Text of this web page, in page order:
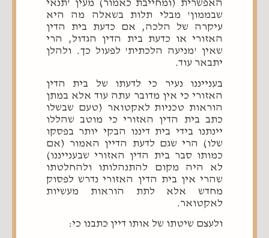
האפשרית (ומחייבת כאמור) מעין 'תנאי
שבממון' מבלי תלות בשאלה מה היא
עיקרה של הלכה, אם כדעת בית הדין
האזורי או כדעת בית הדין הגדול, הרי
שאין 'מניעה הלכתית' לפעול כך. ולהלן
יתבאר עוד.
בענייננו נעיר כי לדעתו של בית הדין
האזורי כי אין מדובר עתה עוד אלא במתן
הוראות טכניות לאקטואר (טעם שבשלו
כתב בית הדין האזורי כי מוטב שהללו
יינתנו בידי בית דיננו הבקי יותר בפסקו
שלו) הרי שגם לדעת הדיין האמור (אם
כמותו סבר בית הדין האזורי שבענייננו)
לא היה מקום להתנהלותו ולהחלטתו
שהרי אין בית הדין האזורי נדרש לפסוק
מחדש אלא לתת הוראות מעשיות
לאקטואר.
ולעצם שיטתו של אותו דיין כתבנו כי: